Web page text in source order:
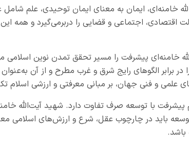
خامنه‌ای، ایمان به معنای ایمان توحیدی، علم شامل
اقتصادی، اجتماعی و قضایی را دربرمی‌گیرد و همه
خامنه‌ای پیشرفت را مسیر تحقق تمدن نوین اسلامی
در برابر الگوهای رایج شرق و غرب مطرح و از آن
علمی و فنی جهان، بر مبانی معرفتی و ارزشی اسلام
پیشرفت با توسعه صرف تفاوت دارد. شهید آیت‌الله
باید در چارچوب عقل، شرع و ارزش‌های اسلامی
باشد.